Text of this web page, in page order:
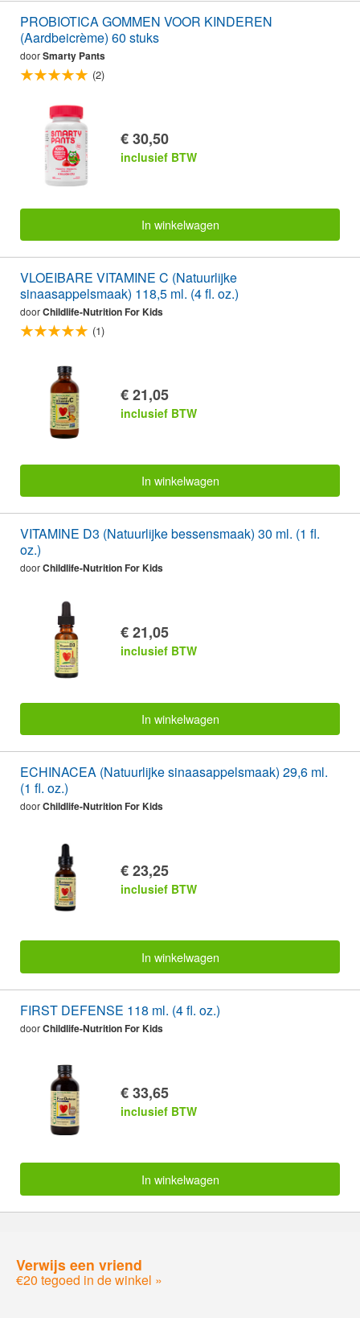
PROBIOTICA GOMMEN VOOR KINDEREN
(Aardbeicrème) 60 stuks
doorSmarty Pants
(2)
€ 30,50
inclusief BTW
In winkelwagen
VLOEIBARE VITAMINE C (Natuurlijke
sinaasappelsmaak) 118,5 ml. (4 fl. oz.)
doorChildlife-Nutrition For Kids
(1)
€ 21,05
inclusief BTW
In winkelwagen
VITAMINE D3 (Natuurlijke bessensmaak) 30 ml. (1 fl.
oz.)
doorChildlife-Nutrition For Kids
€ 21,05
inclusief BTW
In winkelwagen
ECHINACEA (Natuurlijke sinaasappelsmaak) 29,6 ml.
(1 fl. oz.)
doorChildlife-Nutrition For Kids
€ 23,25
inclusief BTW
In winkelwagen
FIRST DEFENSE 118 ml. (4 fl. oz.)
doorChildlife-Nutrition For Kids
€ 33,65
inclusief BTW
In winkelwagen
Verwijs een vriend
€20 tegoed in de winkel »